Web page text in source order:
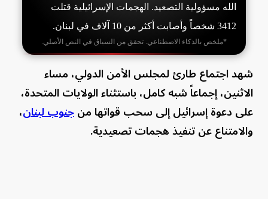
الله مسؤولية التصعيد. الهجمات الإسرائيلية قتلت
3412 شخصاً وأصابت أكثر من 10 آلاف في لبنان.
*ملخص بالذكاء الاصطناعي. تحقق من السياق في النص الأصلي.
شهد اجتماع طارئ لمجلس الأمن الدولي، مساء
الاثنين، إجماعاً شبه كامل، باستثناء الولايات المتحدة،
على دعوة إسرائيل إلى سحب قواتها منجنوب لبنان،
والامتناع عن تنفيذ هجمات تصعيدية.